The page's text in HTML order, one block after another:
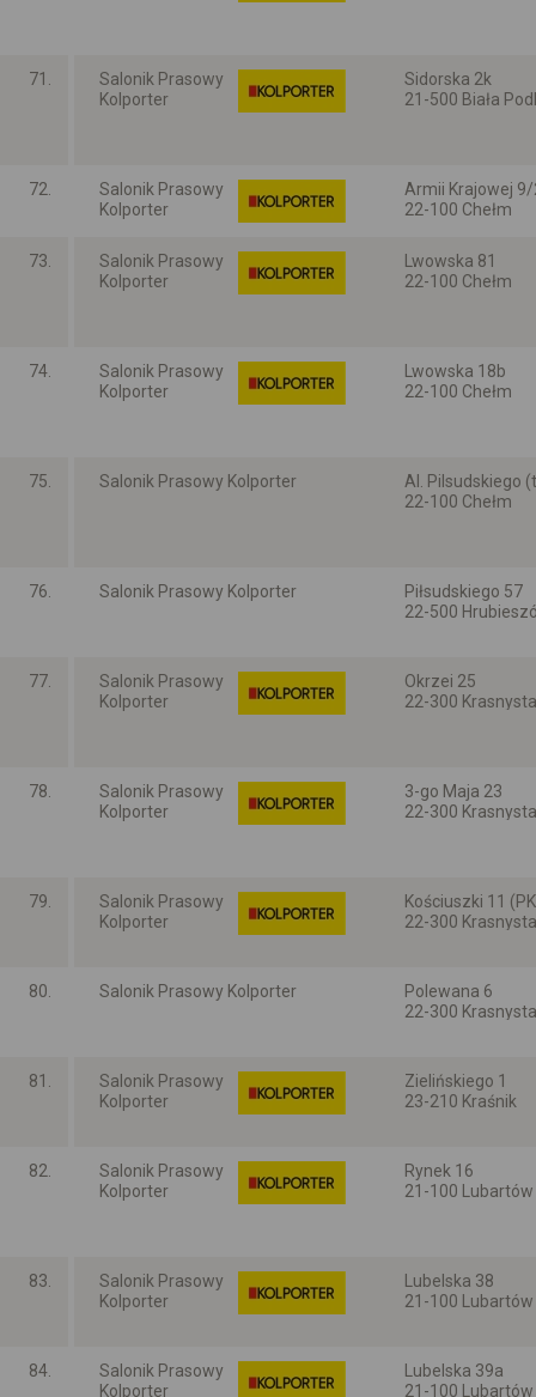
71.
Salonik Prasowy
Kolporter
Sidorska 2k
21-500 Biała
72.
Salonik Prasowy
Kolporter
Armii Krajowej
22-100 Chełm
73.
Salonik Prasowy
Kolporter
Lwowska 81
22-100 Chełm
74.
Salonik Prasowy
Kolporter
Lwowska 18b
22-100 Chełm
75. Salonik Prasowy Kolporter
Al. Pilsudskiego
22-100 Chełm
76. Salonik Prasowy Kolporter
Piłsudskiego 57
22-500
77.
Salonik Prasowy
Kolporter
Okrzei 25
22-300
78.
Salonik Prasowy
Kolporter
3-go Maja 23
22-300
79.
Salonik Prasowy
Kolporter
Kościuszki 11
22-300
80. Salonik Prasowy Kolporter
Polewana 6
22-300
81.
Salonik Prasowy
Kolporter
Zielińskiego 1
23-210 Kraśnik
82.
Salonik Prasowy
Kolporter
Rynek 16
21-100 Lubartów
83.
Salonik Prasowy
Kolporter
Lubelska 38
21-100 Lubartów
84.
Salonik Prasowy
Kolporter
Lubelska 39a
21-100 Lubartów